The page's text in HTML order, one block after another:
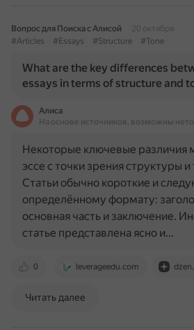
Вопрос для Поиска с Алисой
20 октября
#Articles
#Essays #Structure #Tone
What are the key differences
essays in terms of structure and
Алиса
На основе источников, возможны
0 leverageedu.com
Некоторые ключевые различия
эссе с точки зрения структуры
Статьи обычно короткие и
определённому формату:
основная часть и заключение.
статье представлена ясно и…
Читать далее